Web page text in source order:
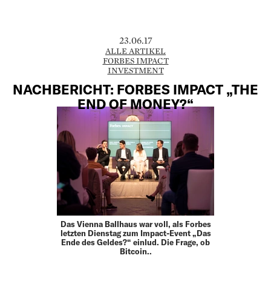
23.06.17
ALLE ARTIKEL
FORBES IMPACT
INVESTMENT
NACHBERICHT: FORBES IMPACT „THE
END OF MONEY?“
Das Vienna Ballhaus war voll, als Forbes
letzten Dienstag zum Impact-Event „Das
Ende des Geldes?“ einlud. Die Frage, ob
Bitcoin..